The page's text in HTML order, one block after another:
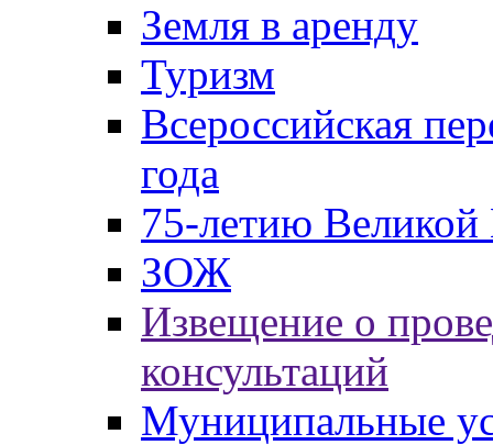
Земля в аренду
Туризм
Всероссийская
года
75-летию
ЗОЖ
Извещение о
консультаций
Муниципальные